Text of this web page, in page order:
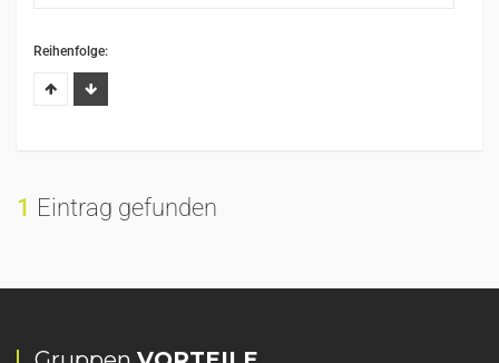
Reihenfolge:
1 Eintrag gefunden